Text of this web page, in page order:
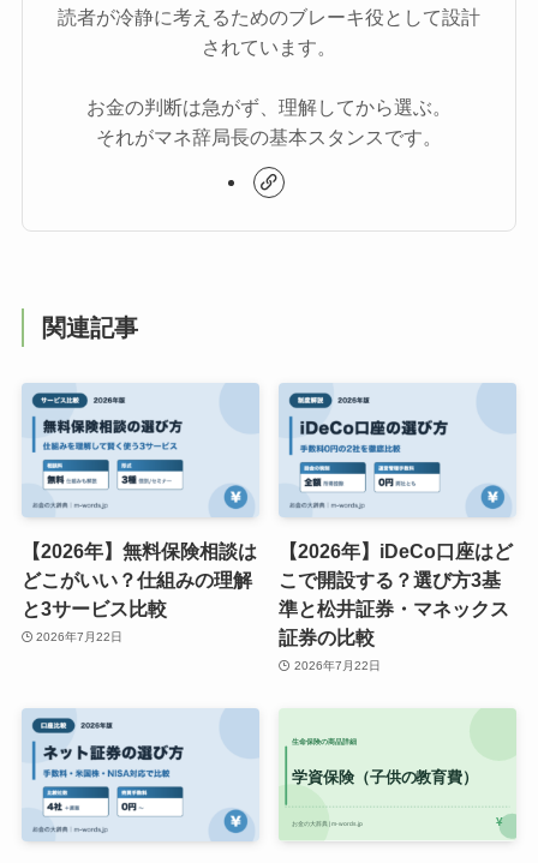
読者が冷静に考えるためのブレーキ役として設計
されています。
お金の判断は急がず、理解してから選ぶ。
それがマネ辞局長の基本スタンスです。
関連記事
【2026年】無料保険相談は
どこがいい？仕組みの理解
と3サービス比較
2026年7月22日
【2026年】iDeCo口座はど
こで開設する？選び方3基
準と松井証券・マネックス
証券の比較
2026年7月22日